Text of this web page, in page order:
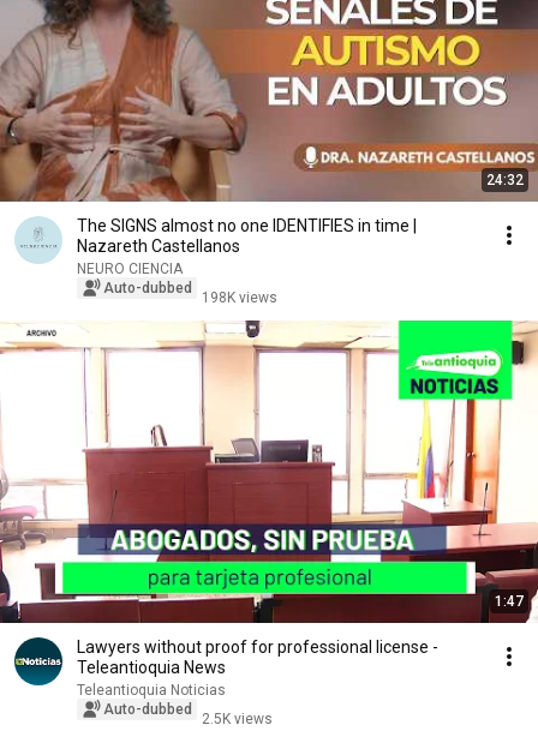
24:32
The SIGNS almost no one IDENTIFIES in time |
Nazareth Castellanos
NEURO CIENCIA
Auto-dubbed
198K views
1:47
Lawyers without proof for professional license -
Teleantioquia News
Teleantioquia Noticias
Auto-dubbed
2.5K views